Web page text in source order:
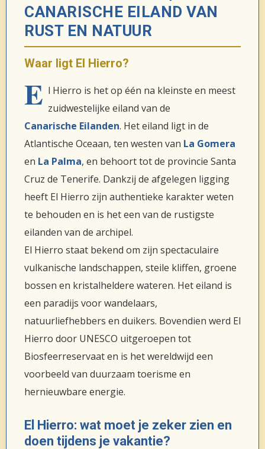
CANARISCHE EILAND VAN
RUST EN NATUUR
Waar ligt El Hierro?
E l Hierro is het op één na kleinste en meest
zuidwestelijke eiland van de
Canarische Eilanden. Het eiland ligt in de
Atlantische Oceaan, ten westen van La Gomera
en La Palma, en behoort tot de provincie Santa
Cruz de Tenerife. Dankzij de afgelegen ligging
heeft El Hierro zijn authentieke karakter weten
te behouden en is het een van de rustigste
eilanden van de archipel.
El Hierro staat bekend om zijn spectaculaire
vulkanische landschappen, steile kliffen, groene
bossen en kristalheldere wateren. Het eiland is
een paradijs voor wandelaars,
natuurliefhebbers en duikers. Bovendien werd El
Hierro door UNESCO uitgeroepen tot
Biosfeerreservaat en is het wereldwijd een
voorbeeld van duurzaam toerisme en
hernieuwbare energie.
El Hierro: wat moet je zeker zien en
doen tijdens je vakantie?